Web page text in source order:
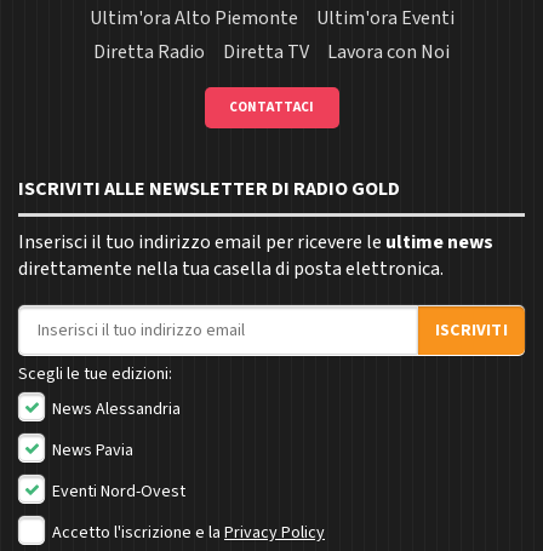
Ultim'ora Alto Piemonte
Ultim'ora Eventi
Diretta Radio
Diretta TV Lavora con Noi
CONTATTACI
ISCRIVITI ALLE NEWSLETTER DI RADIO GOLD
Inserisci il tuo indirizzo email per ricevere le ultime news
direttamente nella tua casella di posta elettronica.
Indirizzo email
ISCRIVITI
Scegli le tue edizioni:
News Alessandria
News Pavia
Eventi Nord-Ovest
Accetto l'iscrizione e la Privacy Policy